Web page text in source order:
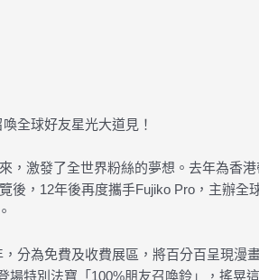
全球好友星光大道見！
，激發了全世界粉絲的夢想。去年為香
後，12年後再度攜手Fujiko Pro，主辦
分為免費及收費展區，將百分百呈現
場特別法寶「100%朋友召喚鈴」，搖